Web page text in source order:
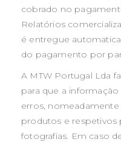
cobrado no
Relatórios
é entregue
do pagamento por
A MTW Portugal Lda
para que a
erros, nomeadamente
produtos e respetivos
fotografias. Em caso